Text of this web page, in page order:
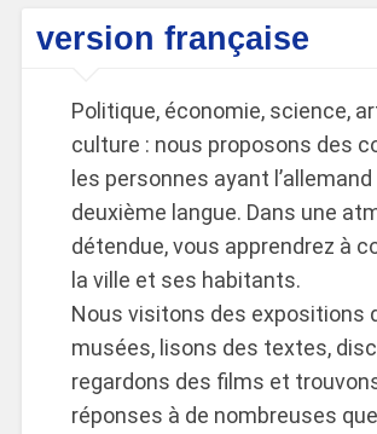
version française
Politique, économie, science,
culture : nous proposons des
les personnes ayant
deuxième langue. Dans une
détendue, vous apprendrez à
la ville et ses habitants.
Nous visitons des expositions
musées, lisons des textes,
regardons des films et
réponses à de nombreuses